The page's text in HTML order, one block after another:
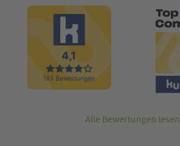
Alle Bewertungen lesen